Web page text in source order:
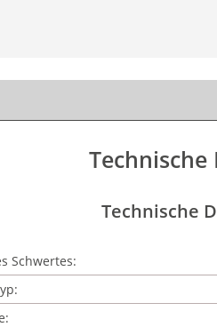
Technische
Technische
Schwertes: